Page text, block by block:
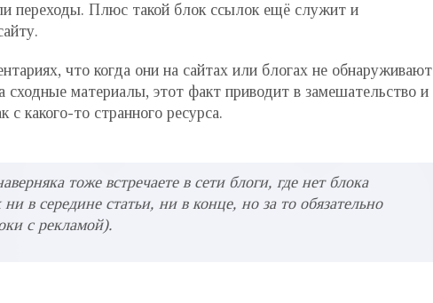
переходы. Плюс такой блок ссылок ещё служит и
что когда они на сайтах или блогах не обнаруживают
сходные материалы, этот факт приводит в замешательство и
с какого-то странного ресурса.
тоже встречаете в сети блоги, где нет блока
в середине статьи, ни в конце, но за то обязательно
с рекламой).